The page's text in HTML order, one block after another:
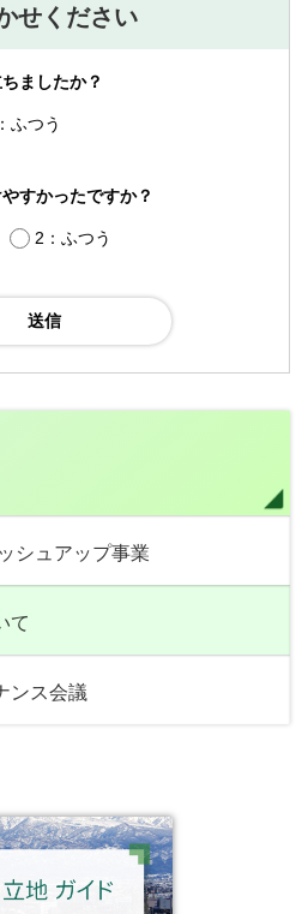
せください
ましたか？
ふつう
すかったですか？
2：ふつう
シュアップ事業
て
ンス会議